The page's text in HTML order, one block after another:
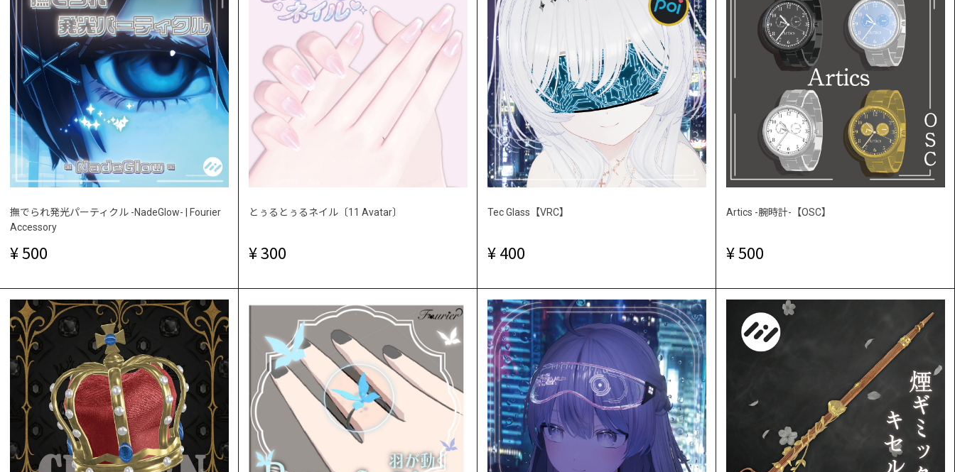
撫でられ発光パーティクル -NadeGlow- | Fourier
Accessory
500
とぅるとぅるネイル〔11 Avatar〕
300
Tec Glass【VRC】
400
Artics -腕時計-【OSC】
500